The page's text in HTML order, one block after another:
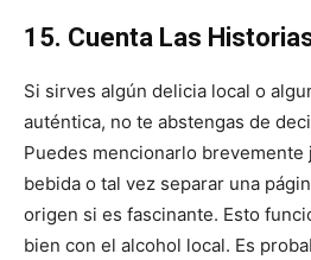
15. Cuenta Las
Si sirves algún delicia local o
auténtica, no te abstengas de
Puedes mencionarlo brevemente
bebida o tal vez separar una
origen si es fascinante. Esto
bien con el alcohol local. Es